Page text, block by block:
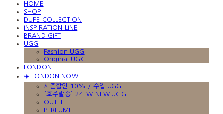
HOME
SHOP
DUPE COLLECTION
INSPIRATION LINE
BRAND GIFT
UGG
Fashion UGG
Original UGG
LONDON
✈️ LONDON NOW
시즌할인 10% / 수입 UGG
[호주발송] 24FW NEW UGG
OUTLET
PERFUME